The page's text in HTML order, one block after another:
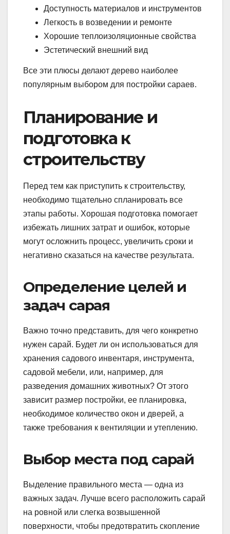
Доступность материалов и инструментов
Легкость в возведении и ремонте
Хорошие теплоизоляционные свойства
Эстетический внешний вид
Все эти плюсы делают дерево наиболее
популярным выбором для постройки сараев.
Планирование и
подготовка к
строительству
Перед тем как приступить к строительству,
необходимо тщательно спланировать все
этапы работы. Хорошая подготовка помогает
избежать лишних затрат и ошибок, которые
могут осложнить процесс, увеличить сроки и
негативно сказаться на качестве результата.
Определение целей и
задач сарая
Важно точно представить, для чего конкретно
нужен сарай. Будет ли он использоваться для
хранения садового инвентаря, инструмента,
садовой мебели, или, например, для
разведения домашних животных? От этого
зависит размер постройки, ее планировка,
необходимое количество окон и дверей, а
также требования к вентиляции и утеплению.
Выбор места под сарай
Выделение правильного места — одна из
важных задач. Лучше всего расположить сарай
на ровной или слегка возвышенной
поверхности, чтобы предотвратить скопление